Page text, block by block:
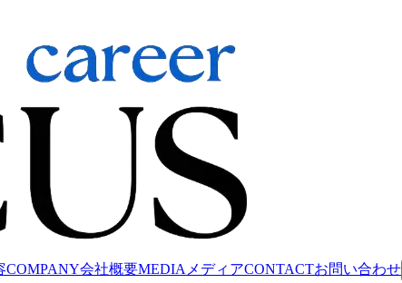
COMPANY会社概要MEDIA メディアCONTACTお問い合わせ